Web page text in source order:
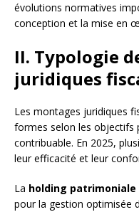
évolutions normatives
conception et la mise en
II. Typologie
juridiques
Les montages juridiques
formes selon les objectifs
contribuable. En 2025,
leur efficacité et leur
La holding patrimoniale
pour la gestion optimisée